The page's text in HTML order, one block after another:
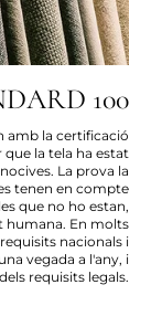
100
amb la certificació
que la tela ha estat
La prova la
tenen en compte
que no ho estan,
humana. En molts
nacionals i
vegada a l'any, i
requisits legals.